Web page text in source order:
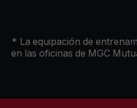
* La equipación de
en las oficinas de MGC